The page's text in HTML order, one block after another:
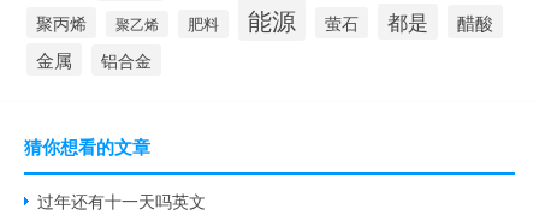
聚丙烯 聚乙烯 肥料 能源 萤石 都是 醋酸
金属 铝合金
猜你想看的文章
过年还有十一天吗英文